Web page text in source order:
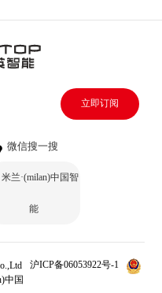
立即订阅
微信搜一搜
米兰·(milan)中国智
能
沪ICP备06053922号-1
中国